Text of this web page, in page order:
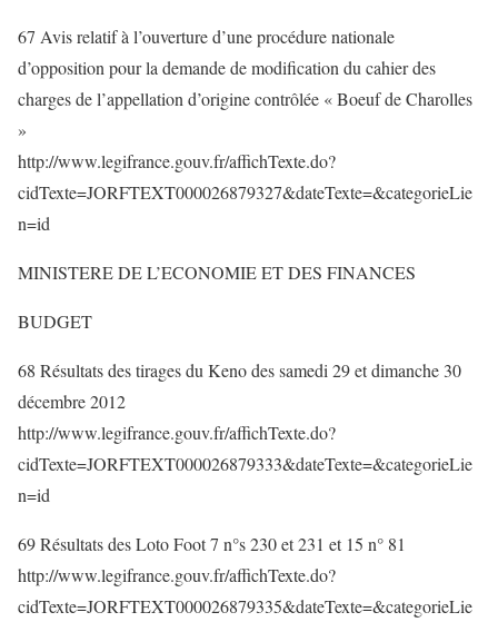
67 Avis relatif à l’ouverture d’une procédure nationale
d’opposition pour la demande de modification du cahier des
charges de l’appellation d’origine contrôlée « Boeuf de Charolles
»
http://www.legifrance.gouv.fr/affichTexte.do?
cidTexte=JORFTEXT000026879327&dateTexte=&categorieLie
n=id
MINISTERE DE L’ECONOMIE ET DES FINANCES
BUDGET
68 Résultats des tirages du Keno des samedi 29 et dimanche 30
décembre 2012
http://www.legifrance.gouv.fr/affichTexte.do?
cidTexte=JORFTEXT000026879333&dateTexte=&categorieLie
n=id
69 Résultats des Loto Foot 7 n°s 230 et 231 et 15 n° 81
http://www.legifrance.gouv.fr/affichTexte.do?
cidTexte=JORFTEXT000026879335&dateTexte=&categorieLie